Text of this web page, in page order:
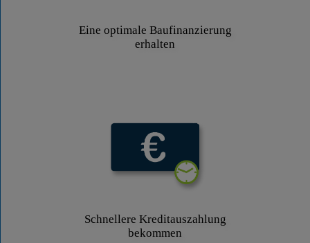
Eine optimale Baufinanzierung
erhalten
Schnellere Kreditauszahlung
bekommen